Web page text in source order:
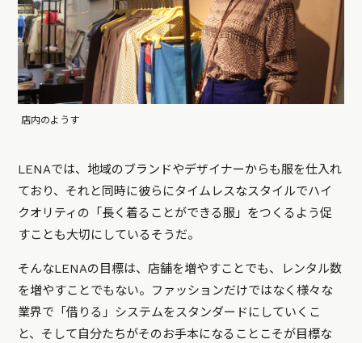
店内のようす
LENAでは、地域のブランドやデザイナーからも服を仕入れ
ており、それと同時に彼らにタイムレスなスタイルでハイ
クオリティの「長く着ることができる服」をつくるよう促
すことも大切にしているそうだ。
そんなLENAの目標は、店舗を増やすことでも、レンタル数
を増やすことでもない。ファッションだけではなく様々な
業界で「借りる」システムをスタンダードにしていくこ
と、そして自分たちがそのお手本になることこそが目標な